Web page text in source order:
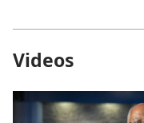
Videos